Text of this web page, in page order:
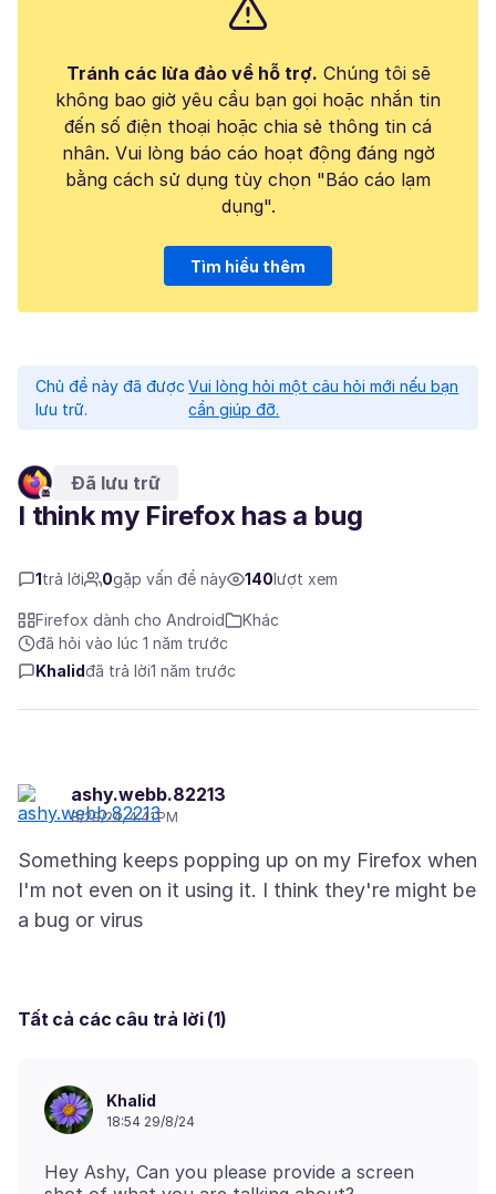
Tránh các lừa đảo về hỗ trợ. Chúng tôi sẽ
không bao giờ yêu cầu bạn gọi hoặc nhắn tin
đến số điện thoại hoặc chia sẻ thông tin cá
nhân. Vui lòng báo cáo hoạt động đáng ngờ
bằng cách sử dụng tùy chọn "Báo cáo lạm
dụng".
Tìm hiểu thêm
Chủ đề này đã được
lưu trữ.
Vui lòng hỏi một câu hỏi mới nếu bạn
cần giúp đỡ.
Đã lưu trữ
I think my Firefox has a bug
1trả lời 0gặp vấn đề này 140lượt xem
Firefox dành cho Android
Khác
đã hỏi vào lúc 1 năm trước
Khalidđã trả lời1 năm trước
ashy.webb.82213
8/29/24, 4:41 PM
Something keeps popping up on my Firefox when
I'm not even on it using it. I think they're might be
Tất cả các câu trả lời (1)
Khalid
18:54 29/8/24
Hey Ashy, Can you please provide a screen